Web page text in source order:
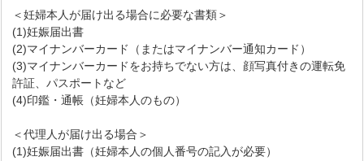
＜妊婦本人が届け出る場合に必要な書類＞
(1)妊娠届出書
(2)マイナンバーカード（またはマイナンバー通知カード）
(3)マイナンバーカードをお持ちでない方は、顔写真付きの運転免
許証、パスポートなど
(4)印鑑・通帳（妊婦本人のもの）
＜代理人が届け出る場合＞
(1)妊娠届出書（妊婦本人の個人番号の記入が必要）